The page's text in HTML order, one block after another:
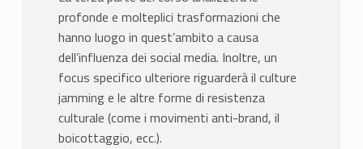
profonde e molteplici trasformazioni che
hanno luogo in quest’ambito a causa
dell’influenza dei social media. Inoltre, un
focus specifico ulteriore riguarderà il culture
jamming e le altre forme di resistenza
culturale (come i movimenti anti-brand, il
boicottaggio, ecc.).